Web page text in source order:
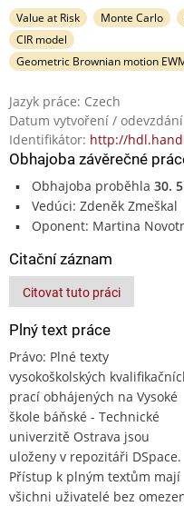
Value at Risk Monte Carlo
CIR model
Geometric Brownian motion
Jazyk práce: Czech
Datum vytvoření /
Identifikátor: http://
Obhajoba závěrečné
Obhajoba proběhla 30.
Vedúci: Zdeněk Zmeškal
Oponent: Martina
Citační záznam
Citovat tuto práci
Plný text práce
Právo: Plné texty
vysokoškolských
prací obhájených na Vysoké
škole báňské - Technické
univerzitě Ostrava jsou
uloženy v repozitáři DSpace.
Přístup k plným textům mají
všichni uživatelé bez